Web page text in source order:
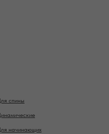
спины
начинающих